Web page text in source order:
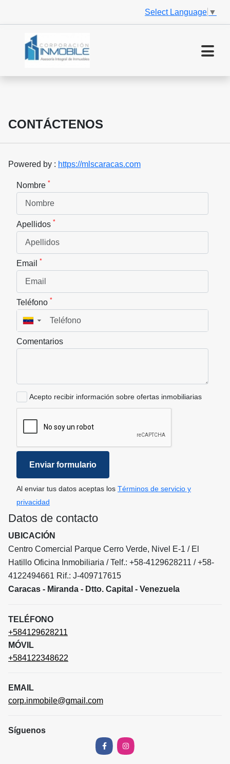
Select Language ▼
CONTÁCTENOS
Powered by : https://mlscaracas.com
Nombre *
Apellidos *
Email *
Teléfono *
▼
Comentarios
Acepto recibir información sobre ofertas inmobiliarias
Enviar formulario
Al enviar tus datos aceptas los Términos de servicio y
privacidad
Datos de contacto
UBICACIÓN
Centro Comercial Parque Cerro Verde, Nivel E-1 / El
Hatillo Oficina Inmobiliaria / Telf.: +58-4129628211 / +58-
4122494661 Rif.: J-409717615
Caracas - Miranda - Dtto. Capital - Venezuela
TELÉFONO
+584129628211
MÓVIL
+584122348622
EMAIL
corp.inmobile@gmail.com
Síguenos
FacebookInstagram